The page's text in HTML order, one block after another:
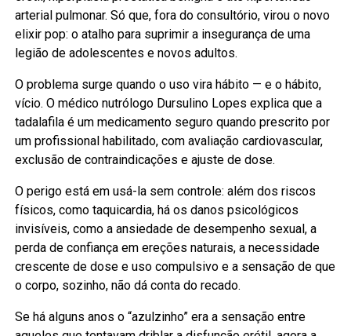
arterial pulmonar. Só que, fora do consultório, virou o novo
elixir pop: o atalho para suprimir a insegurança de uma
legião de adolescentes e novos adultos.
O problema surge quando o uso vira hábito — e o hábito,
vício. O médico nutrólogo Dursulino Lopes explica que a
tadalafila é um medicamento seguro quando prescrito por
um profissional habilitado, com avaliação cardiovascular,
exclusão de contraindicações e ajuste de dose.
O perigo está em usá-la sem controle: além dos riscos
físicos, como taquicardia, há os danos psicológicos
invisíveis, como a ansiedade de desempenho sexual, a
perda de confiança em ereções naturais, a necessidade
crescente de dose e uso compulsivo e a sensação de que
o corpo, sozinho, não dá conta do recado.
Se há alguns anos o “azulzinho” era a sensação entre